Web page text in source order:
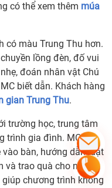
múa
chơi,
phát
quà
giá
thuê
MC
Chú
có thể xem thêm múa
có màu Trung Thu hơn.
lồng đèn, đố vui
đoán nhân vật Chú
biết dẫn. Khách hàng
gian Trung Thu.
trường học, trung tâm
trình gia đình. MC có
bàn, hướng dẫn luật
và trao quà cho những
chương trình không